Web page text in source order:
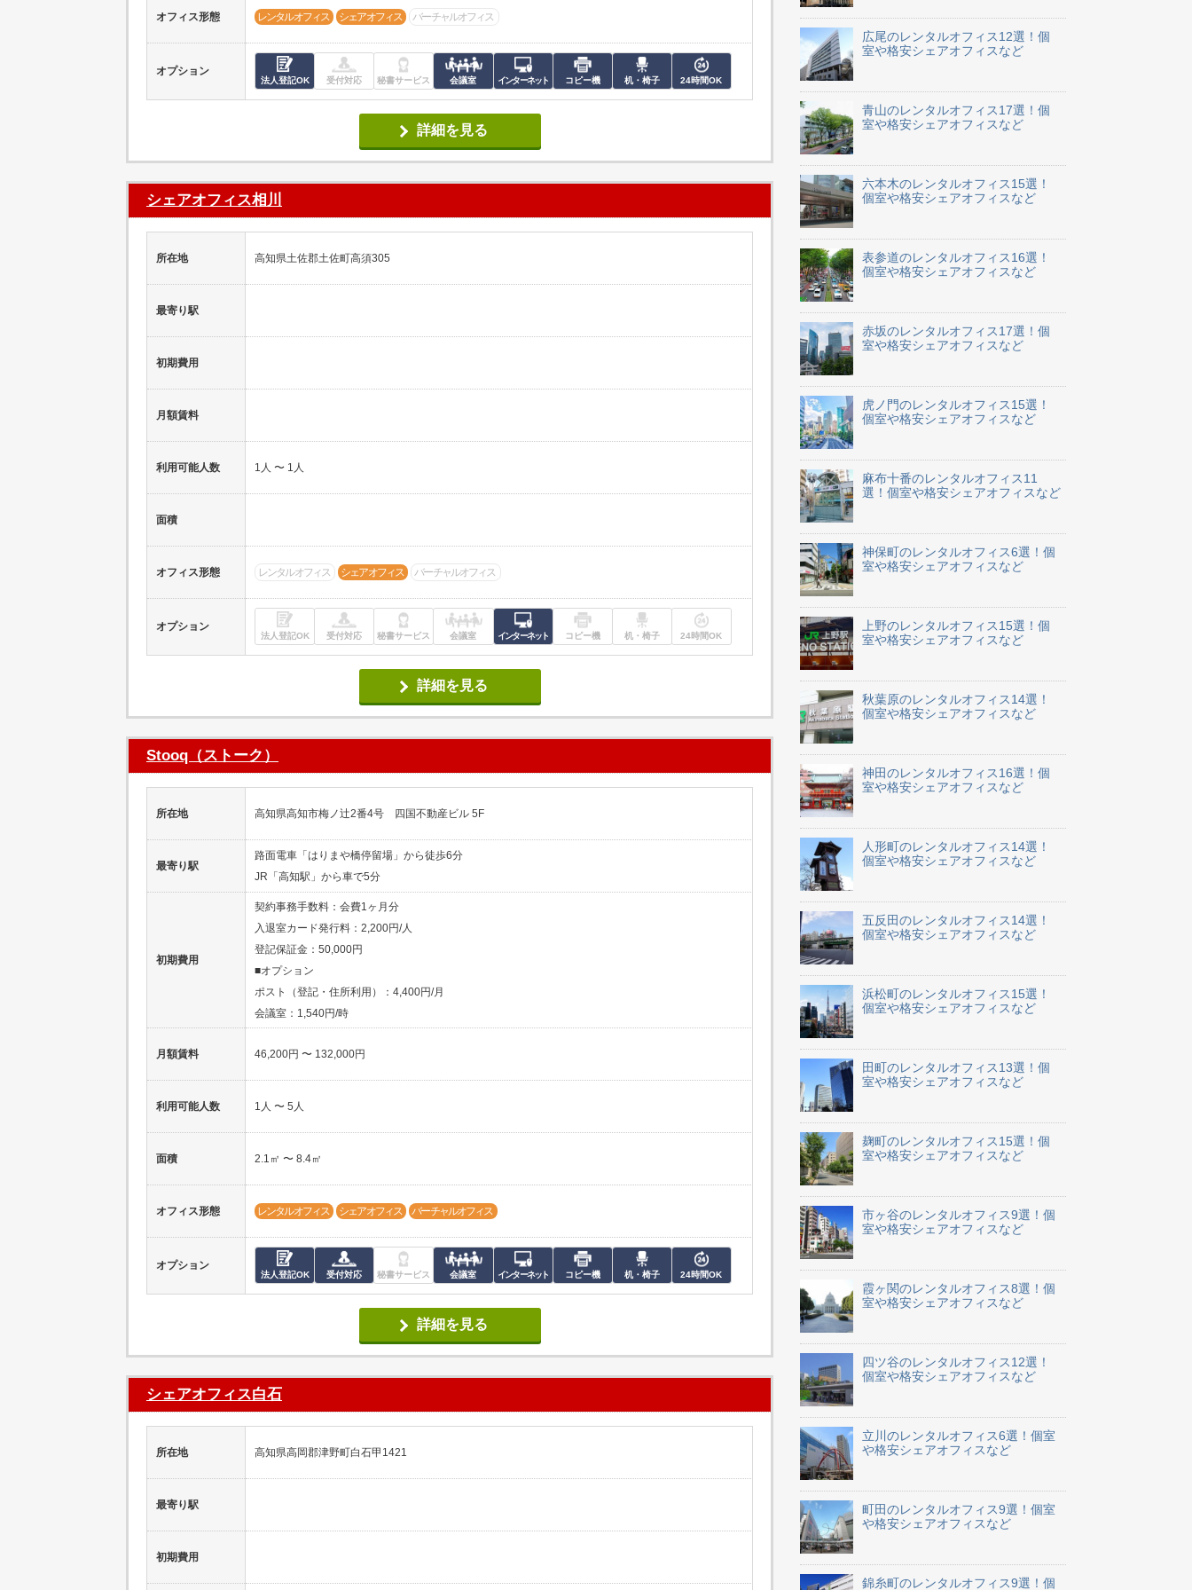
オフィス形態 レンタルオフィス シェアオフィス バーチャルオフィス
オプション
法人登記OK 受付対応 秘書サービス 会議室 インターネット コピー機 机・椅子 24時間OK
詳細を見る
シェアオフィス相川
所在地 高知県土佐郡土佐町高須305
最寄り駅
初期費用
月額賃料
利用可能人数 1人 〜 1人
面積
オフィス形態 レンタルオフィス シェアオフィス バーチャルオフィス
オプション
法人登記OK 受付対応 秘書サービス 会議室 インターネット コピー機 机・椅子 24時間OK
詳細を見る
Stooq（ストーク）
所在地 高知県高知市梅ノ辻2番4号 四国不動産ビル 5F
最寄り駅
路面電車「はりまや橋停留場」から徒歩6分
JR「高知駅」から車で5分
初期費用
契約事務手数料：会費1ヶ月分
入退室カード発行料：2,200円/人
登記保証金：50,000円
■オプション
ポスト（登記・住所利用）：4,400円/月
会議室：1,540円/時
月額賃料 46,200円 〜 132,000円
利用可能人数 1人 〜 5人
面積 2.1㎡ 〜 8.4㎡
オフィス形態 レンタルオフィス シェアオフィス バーチャルオフィス
オプション
法人登記OK 受付対応 秘書サービス 会議室 インターネット コピー機 机・椅子 24時間OK
詳細を見る
シェアオフィス白石
所在地 高知県高岡郡津野町白石甲1421
最寄り駅
初期費用
広尾のレンタルオフィス12選！個
室や格安シェアオフィスなど
青山のレンタルオフィス17選！個
室や格安シェアオフィスなど
六本木のレンタルオフィス15選！
個室や格安シェアオフィスなど
表参道のレンタルオフィス16選！
個室や格安シェアオフィスなど
赤坂のレンタルオフィス17選！個
室や格安シェアオフィスなど
虎ノ門のレンタルオフィス15選！
個室や格安シェアオフィスなど
麻布十番のレンタルオフィス11
選！個室や格安シェアオフィスなど
神保町のレンタルオフィス6選！個
室や格安シェアオフィスなど
上野のレンタルオフィス15選！個
室や格安シェアオフィスなど
秋葉原のレンタルオフィス14選！
個室や格安シェアオフィスなど
神田のレンタルオフィス16選！個
室や格安シェアオフィスなど
人形町のレンタルオフィス14選！
個室や格安シェアオフィスなど
五反田のレンタルオフィス14選！
個室や格安シェアオフィスなど
浜松町のレンタルオフィス15選！
個室や格安シェアオフィスなど
田町のレンタルオフィス13選！個
室や格安シェアオフィスなど
麹町のレンタルオフィス15選！個
室や格安シェアオフィスなど
市ヶ谷のレンタルオフィス9選！個
室や格安シェアオフィスなど
霞ヶ関のレンタルオフィス8選！個
室や格安シェアオフィスなど
四ツ谷のレンタルオフィス12選！
個室や格安シェアオフィスなど
立川のレンタルオフィス6選！個室
や格安シェアオフィスなど
町田のレンタルオフィス9選！個室
や格安シェアオフィスなど
錦糸町のレンタルオフィス9選！個